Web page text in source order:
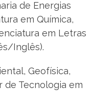
de Energias
em Química,
em Letras
Inglês).
Geofísica,
de Tecnologia em